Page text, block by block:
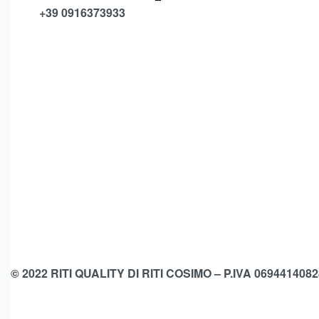
+39 0916373933
© 2022 RITI QUALITY DI RITI COSIMO – P.IVA